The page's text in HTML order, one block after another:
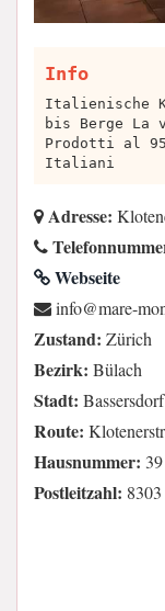
Info
Italienische
bis Berge La
Prodotti al
Italiani
Adresse:
Webseite
hc.itnom-
Zustand: Zürich
Bezirk: Bülach
Stadt: Bassersdorf
Route:
Hausnummer: 39
Postleitzahl: 8303